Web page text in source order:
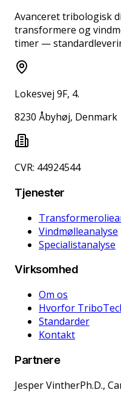
Avanceret tribologisk
transformere og
timer —
Lokesvej 9F, 4.
8230 Åbyhøj, Denmark
CVR: 44924544
Tjenester
Vindmølleanalyse
Specialistanalyse
Virksomhed
Om os
Hvorfor
Standarder
Kontakt
Partnere
Jesper VintherPh.D.,